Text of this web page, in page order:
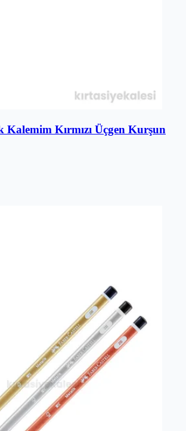
Kırmızı Üçgen Kurşun